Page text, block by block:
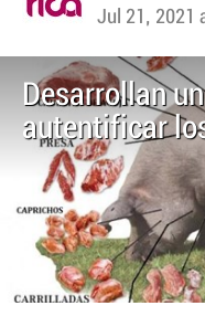
Jul 21, 2021
Desarrollan
autentificar